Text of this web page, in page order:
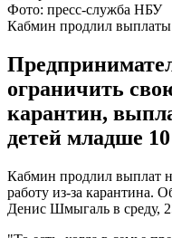
Фото: пресс-служба НБУ
Кабмин продлил
ограничить
карантин,
детей младше 10
Кабмин продлил выплат
работу из-за карантина.
Денис Шмыгаль в среду,